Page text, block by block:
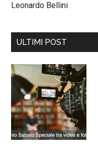
Leonardo Bellini
ULTIMI POST